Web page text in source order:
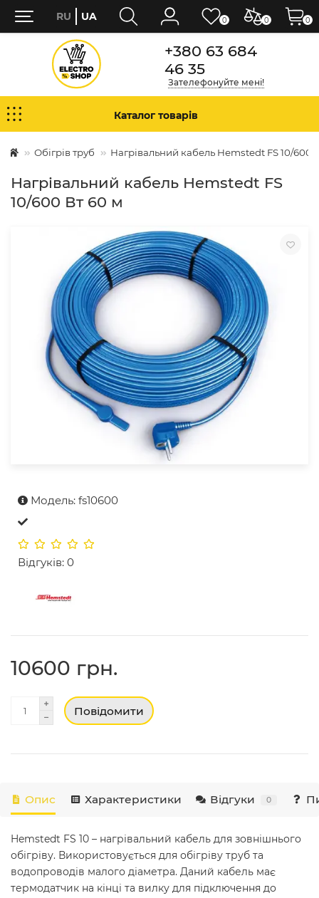
+380 63 684
46 35
Зателефонуйте мені!
Каталог товарів
Обігрів труб Нагрівальний кабель Hemstedt FS 10/600
Нагрівальний кабель Hemstedt FS
10/600 Вт 60 м
Модель: fs10600
Відгуків: 0
10600 грн.
Повідомити
Опис Характеристики Відгуки 0
Hemstedt FS 10 – нагрівальний кабель для зовнішнього
обігріву. Використовується для обігріву труб та
водопроводів малого діаметра. Даний кабель має
термодатчик на кінці та вилку для підключення до
0 0
RU UA 0